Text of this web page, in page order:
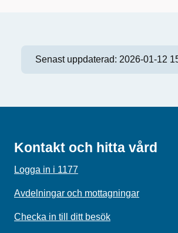
Senast uppdaterad: 2026-01-12
Kontakt och hitta vård
Logga in i 1177
Avdelningar och mottagningar
Checka in till ditt besök